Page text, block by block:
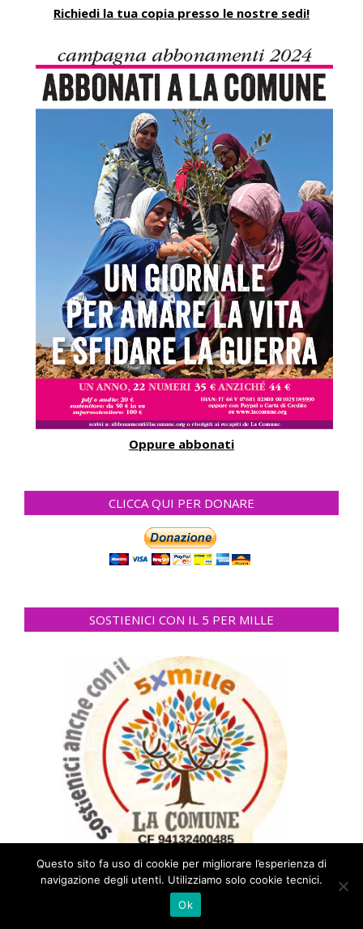
Richiedi la tua copia presso le nostre sedi!
Oppure abbonati
CLICCA QUI PER DONARE
SOSTIENICI CON IL 5 PER MILLE
ORA E SEMPRE ACCOGLIENZA
Questo sito fa uso di cookie per migliorare l’esperienza di
navigazione degli utenti. Utilizziamo solo cookie tecnici.
Ok